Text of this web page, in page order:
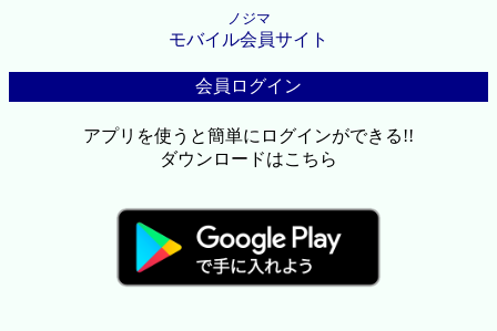
ノジマ
モバイル会員サイト
会員ログイン
アプリを使うと簡単にログインができる!!
ダウンロードはこちら